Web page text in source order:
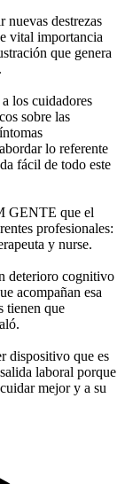
nuevas destrezas
vital importancia
que genera
los cuidadores
sobre las
lo referente
fácil de todo este
GENTE que el
profesionales:
y nurse.
deterioro cognitivo
acompañan esa
tienen que
dispositivo que es
laboral porque
mejor y a su